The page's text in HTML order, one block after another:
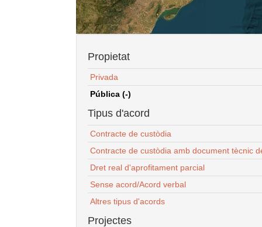
Propietat
Privada
Pública (-)
Tipus d'acord
Contracte de custòdia
Contracte de custòdia amb document tècnic
Dret real d'aprofitament parcial
Sense acord/Acord verbal
Altres tipus d'acords
Projectes